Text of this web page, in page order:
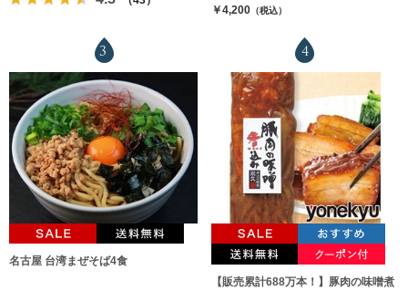
￥4,200（税込）
3
名古屋 台湾まぜそば4食
4
【販売累計688万本！】豚肉の味噌煮